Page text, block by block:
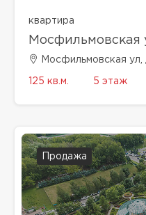
квартира
Мосфильмовская
Мосфильмовская ул,
125 кв.м. 5 этаж
Продажа